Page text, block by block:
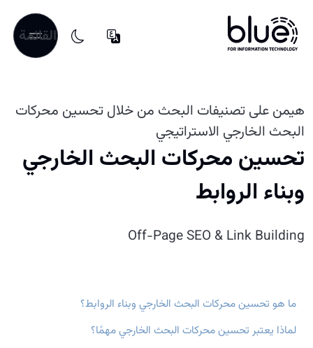
القائمة
هيمن على تصنيفات البحث من خلال تحسين محركات
البحث الخارجي الاستراتيجي
تحسين محركات البحث الخارجي
وبناء الروابط
Off-Page SEO & Link Building
ما هو تحسين محركات البحث الخارجي وبناء الروابط؟
لماذا يعتبر تحسين محركات البحث الخارجي مهمًا؟